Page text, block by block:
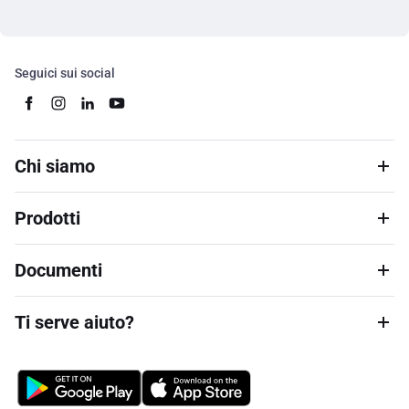
Seguici sui social
Chi siamo
Prodotti
Documenti
Ti serve aiuto?